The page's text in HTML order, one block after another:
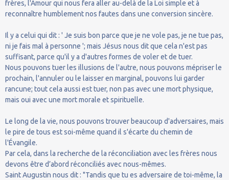
frères, l'Amour qui nous fera aller au-delà de la Loi simple et à
reconnaître humblement nos fautes dans une conversion sincère.
Il y a celui qui dit : ' Je suis bon parce que je ne vole pas, je ne tue pas,
ni je fais mal à personne '; mais Jésus nous dit que cela n'est pas
suffisant, parce qu'il y a d'autres formes de voler et de tuer.
Nous pouvons tuer les illusions de l'autre, nous pouvons mépriser le
prochain, l'annuler ou le laisser en marginal, pouvons lui garder
rancune; tout cela aussi est tuer, non pas avec une mort physique,
mais oui avec une mort morale et spirituelle.
Le long de la vie, nous pouvons trouver beaucoup d'adversaires, mais
le pire de tous est soi-même quand il s'écarte du chemin de
l'Évangile.
Par cela, dans la recherche de la réconciliation avec les frères nous
devons être d’abord réconciliés avec nous-mêmes.
Saint Augustin nous dit : "Tandis que tu es adversaire de toi-même, la